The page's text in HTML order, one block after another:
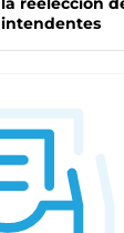
intendentes